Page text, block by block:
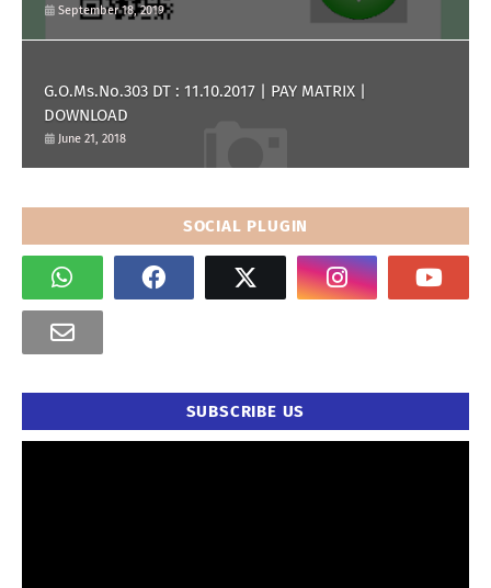
அறிமுகம் - தமிழக அரசு அரசாணை வெளியீடு.
September 18, 2019
G.O.Ms.No.303 DT : 11.10.2017 | PAY MATRIX |
DOWNLOAD
June 21, 2018
SOCIAL PLUGIN
SUBSCRIBE US